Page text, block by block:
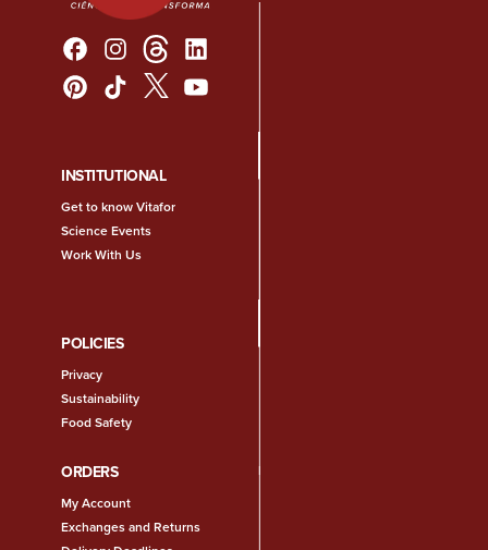
INSTITUTIONAL
Get to know Vitafor
Science Events
Work With Us
POLICIES
Privacy
Sustainability
Food Safety
ORDERS
My Account
Exchanges and Returns